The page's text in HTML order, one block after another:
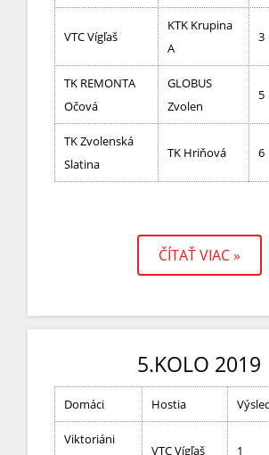
VTC Vígľaš
KTK Krupina
A
3
TK REMONTA
Očová
GLOBUS
Zvolen
5
TK Zvolenská
Slatina
TK Hriňová 6
ČÍTAŤ VIAC »
5.KOLO 2019
Domáci Hostia
Viktoriáni
VTC Vígľaš 1